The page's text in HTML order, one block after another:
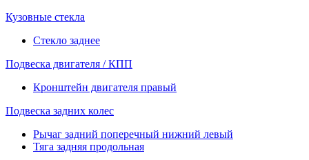
Кузовные стекла
Стекло заднее
Подвеска двигателя / КПП
Кронштейн двигателя правый
Подвеска задних колес
Рычаг задний поперечный нижний левый
Тяга задняя продольная